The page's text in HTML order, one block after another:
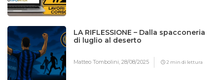
LA RIFLESSIONE – Dalla spacconeria
di luglio al deserto
Matteo Tombolini,28/08/2025 2 min di lettura